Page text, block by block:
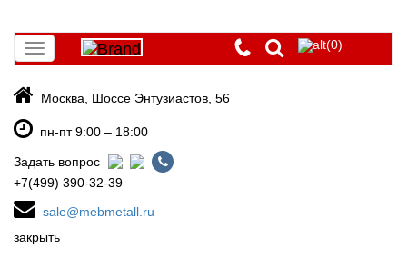
Toggle
navigation
(0)
Москва, Шоссе Энтузиастов, 56
пн-пт 9:00 – 18:00
Задать вопрос
+7(499) 390-32-39
sale@mebmetall.ru
закрыть